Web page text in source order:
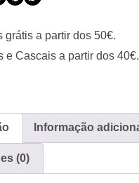
grátis a partir dos 50€.
e Cascais a partir dos 40€.
Informação
(0)